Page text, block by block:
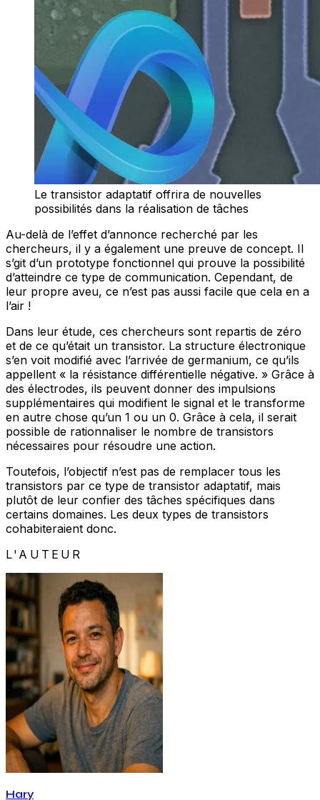
Le transistor adaptatif offrira de nouvelles
possibilités dans la réalisation de tâches
Au-delà de l’effet d’annonce recherché par les
chercheurs, il y a également une preuve de concept. Il
s’git d’un prototype fonctionnel qui prouve la possibilité
d’atteindre ce type de communication. Cependant, de
leur propre aveu, ce n’est pas aussi facile que cela en a
l’air !
Dans leur étude, ces chercheurs sont repartis de zéro
et de ce qu’était un transistor. La structure électronique
s’en voit modifié avec l’arrivée de germanium, ce qu’ils
appellent « la résistance différentielle négative. » Grâce à
des électrodes, ils peuvent donner des impulsions
supplémentaires qui modifient le signal et le transforme
en autre chose qu’un 1 ou un 0. Grâce à cela, il serait
possible de rationnaliser le nombre de transistors
nécessaires pour résoudre une action.
Toutefois, l’objectif n’est pas de remplacer tous les
transistors par ce type de transistor adaptatif, mais
plutôt de leur confier des tâches spécifiques dans
certains domaines. Les deux types de transistors
cohabiteraient donc.
L'AUTEUR
Hary